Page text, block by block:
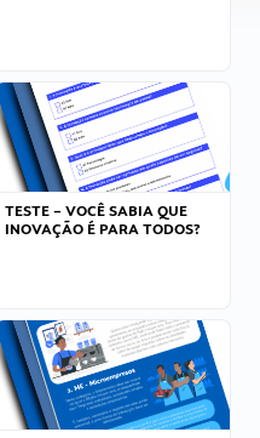
TESTE – VOCÊ SABIA QUE
INOVAÇÃO É PARA TODOS?